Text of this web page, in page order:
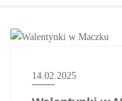
14.02.2025